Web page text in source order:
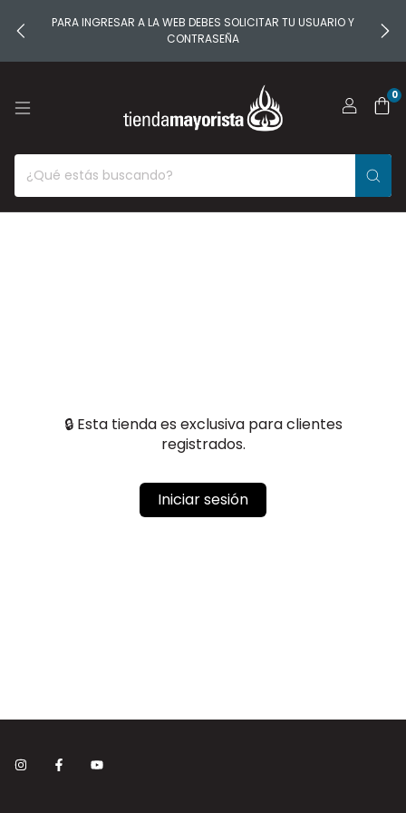
PARA INGRESAR A LA WEB DEBES SOLICITAR TU USUARIO Y
CONTRASEÑA
0
🔒 Esta tienda es exclusiva para clientes
registrados.
Iniciar sesión